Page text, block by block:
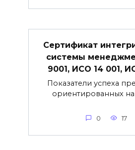
Сертификат
системы
9001, ИСО 14 001,
Показатели успеха
ориентированных на
0 17